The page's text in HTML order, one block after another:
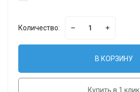
Количество:
В КОРЗИНУ
Купить в 1 клик